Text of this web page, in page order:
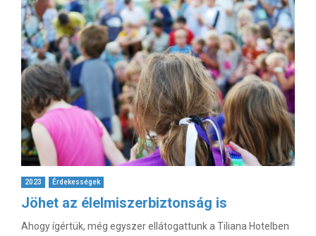
2023 Érdekességek
Jöhet az élelmiszerbiztonság is
Ahogy ígértük, még egyszer ellátogattunk a Tiliana Hotelben